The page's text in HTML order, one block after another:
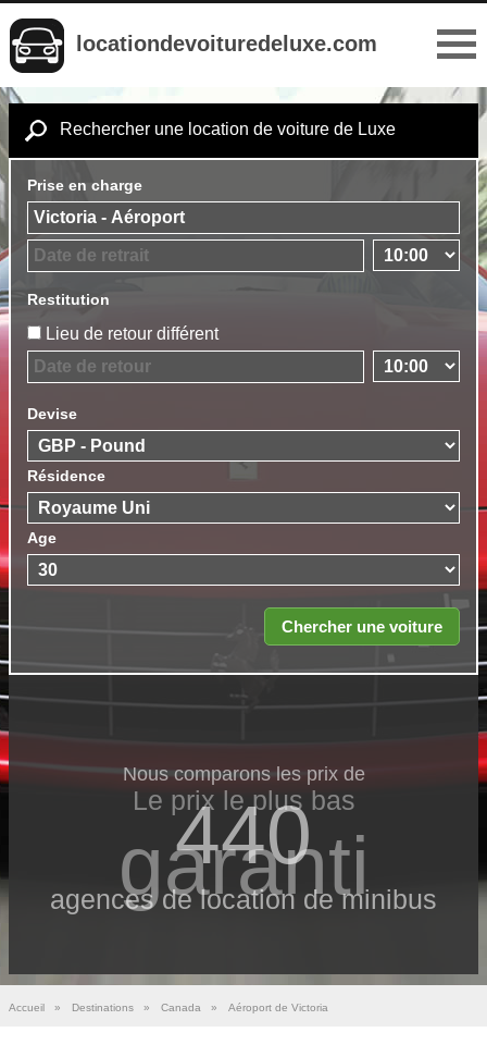
locationdevoituredeluxe.com
Rechercher une location de voiture de Luxe
Prise en charge
Restitution
Lieu de retour différent
Devise
Résidence
Age
Nous comparons les prix de
440
agences de location de minibus
Le prix le​ plus bas
garanti
Accueil » Destinations » Canada » Aéroport de Victoria